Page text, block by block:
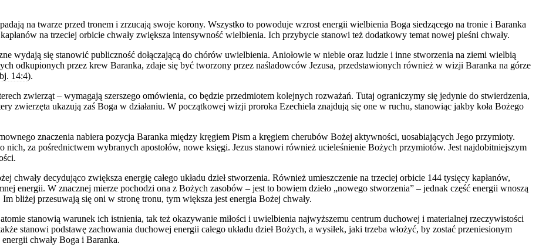
na twarze przed tronem i zrzucają swoje korony. Wszystko to powoduje wzrost energii wielbienia Boga siedzącego na tronie i Baranka
na trzeciej orbicie chwały zwiększa intensywność wielbienia. Ich przybycie stanowi też dodatkowy temat nowej pieśni chwały.
wydają się stanowić publiczność dołączającą do chórów uwielbienia. Aniołowie w niebie oraz ludzie i inne stworzenia na ziemi wielbią
odkupionych przez krew Baranka, zdaje się być tworzony przez naśladowców Jezusa, przedstawionych również w wizji Baranka na górze
14:4).
zwierząt – wymagają szerszego omówienia, co będzie przedmiotem kolejnych rozważań. Tutaj ograniczymy się jedynie do stwierdzenia,
zwierzęta ukazują zaś Boga w działaniu. W początkowej wizji proroka Ezechiela znajdują się one w ruchu, stanowiąc jakby koła Bożego
znaczenia nabiera pozycja Baranka między kręgiem Pism a kręgiem cherubów Bożej aktywności, uosabiających Jego przymioty.
nich, za pośrednictwem wybranych apostołów, nowe księgi. Jezus stanowi również ucieleśnienie Bożych przymiotów. Jest najdobitniejszym
chwały decydująco zwiększa energię całego układu dzieł stworzenia. Również umieszczenie na trzeciej orbicie 144 tysięcy kapłanów,
energii. W znacznej mierze pochodzi ona z Bożych zasobów – jest to bowiem dzieło „nowego stworzenia” – jednak część energii wnoszą
Im bliżej przesuwają się oni w stronę tronu, tym większa jest energia Bożej chwały.
stanowią warunek ich istnienia, tak też okazywanie miłości i uwielbienia najwyższemu centrum duchowej i materialnej rzeczywistości
stanowi podstawę zachowania duchowej energii całego układu dzieł Bożych, a wysiłek, jaki trzeba włożyć, by zostać przeniesionym
chwały Boga i Baranka.